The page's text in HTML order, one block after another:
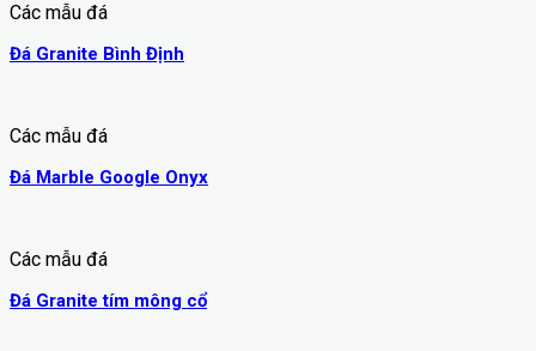
Các mẫu đá
Đá Granite Bình Định
Các mẫu đá
Đá Marble Google Onyx
Các mẫu đá
Đá Granite tím mông cổ